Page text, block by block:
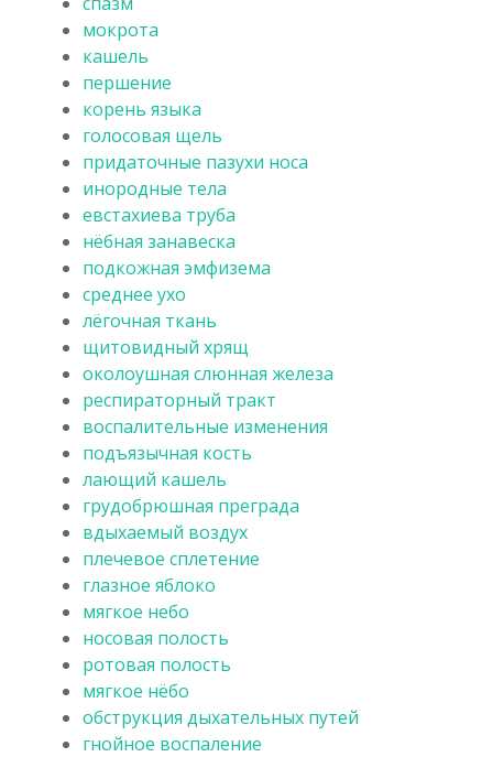
мокрота
кашель
першение
корень языка
голосовая щель
придаточные пазухи носа
инородные тела
евстахиева труба
нёбная занавеска
подкожная эмфизема
среднее ухо
лёгочная ткань
щитовидный хрящ
околоушная слюнная железа
респираторный тракт
воспалительные изменения
подъязычная кость
лающий кашель
грудобрюшная преграда
вдыхаемый воздух
плечевое сплетение
глазное яблоко
мягкое небо
носовая полость
ротовая полость
мягкое нёбо
обструкция дыхательных путей
гнойное воспаление